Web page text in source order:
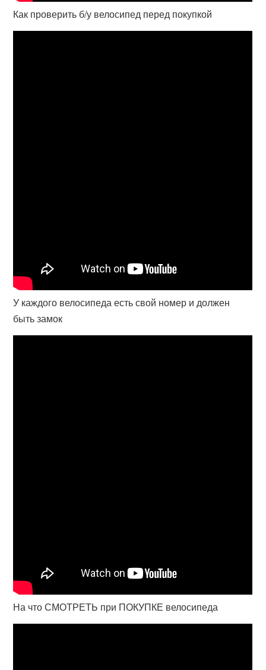
Как проверить б/у велосипед перед покупкой
У каждого велосипеда есть свой номер и должен
быть замок
На что СМОТРЕТЬ при ПОКУПКЕ велосипеда